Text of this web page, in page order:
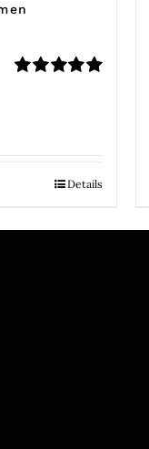
Details